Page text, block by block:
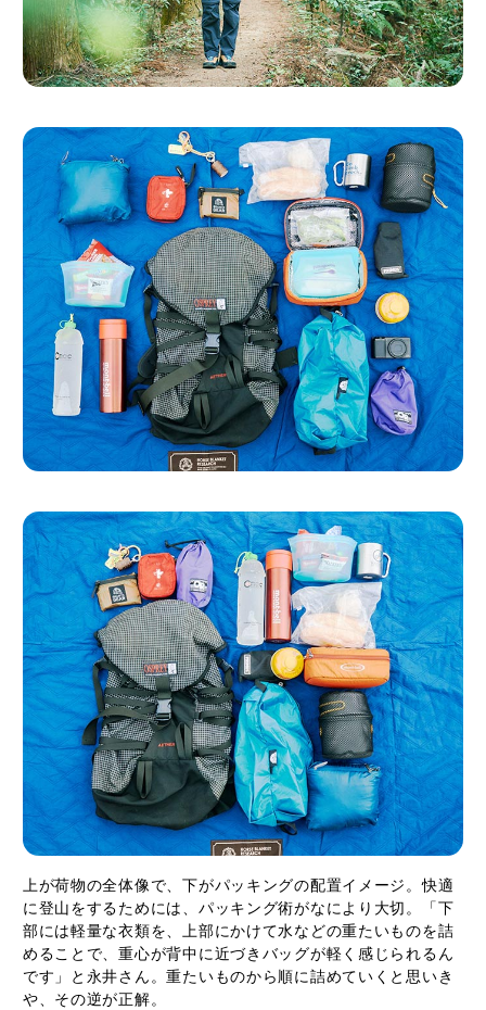
上が荷物の全体像で、下がパッキングの配置イメージ。快適
に登山をするためには、パッキング術がなにより大切。「下
部には軽量な衣類を、上部にかけて水などの重たいものを詰
めることで、重心が背中に近づきバッグが軽く感じられるん
です」と永井さん。重たいものから順に詰めていくと思いき
や、その逆が正解。